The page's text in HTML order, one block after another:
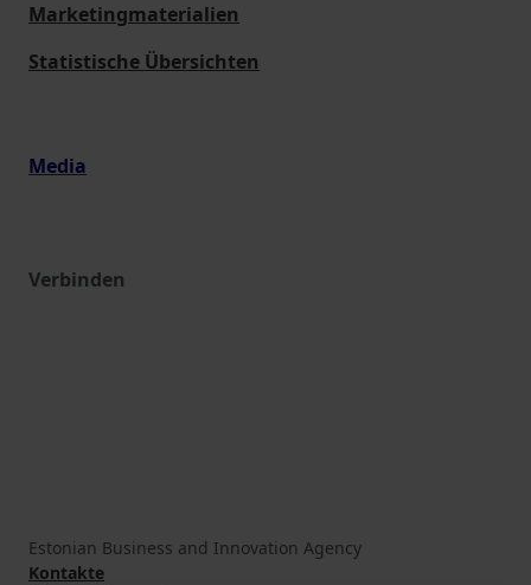
Marketingmaterialien
Statistische Übersichten
Media
Verbinden
Estonian Business and Innovation Agency
Kontakte